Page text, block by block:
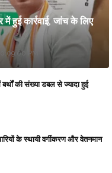
हुई कार्रवाई, जांच के लिए
PM
की संख्या डबल से ज्यादा हुई
के स्थायी वर्गीकरण और वेतनमान